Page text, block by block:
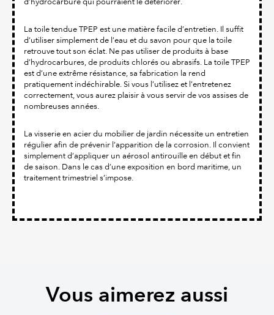
La toile tendue TPEP est une matière facile d’entretien. Il suffit
d’utiliser simplement de l’eau et du savon pour que la toile
retrouve tout son éclat. Ne pas utiliser de produits à base
d’hydrocarbures, de produits chlorés ou abrasifs. La toile TPEP
est d’une extrême résistance, sa fabrication la rend
pratiquement indéchirable. Si vous l’utilisez et l’entretenez
correctement, vous aurez plaisir à vous servir de vos assises de
nombreuses années.
La visserie en acier du mobilier de jardin nécessite un entretien
régulier afin de prévenir l’apparition de la corrosion. Il convient
simplement d’appliquer un aérosol antirouille en début et fin
de saison. Dans le cas d’une exposition en bord maritime, un
traitement trimestriel s’impose.
Vous aimerez aussi